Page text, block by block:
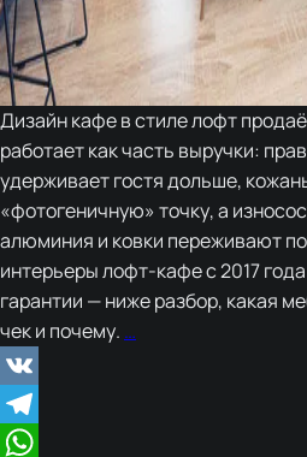
Дизайн кафе в стиле лофт
работает как часть выручки:
удерживает гостя дольше,
«фотогеничную» точку, а
алюминия и ковки переживают
интерьеры лофт-кафе с 2017
гарантии — ниже разбор, какая
чек и почему. …
VK
Telegram